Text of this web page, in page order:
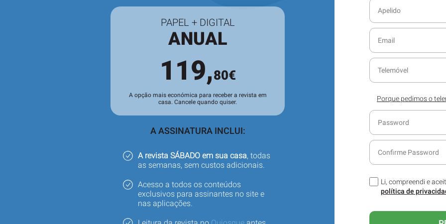
PAPEL + DIGITAL
ANUAL
119,80€
A opção mais económica para receber a revista em
casa. Cancele quando quiser.
A ASSINATURA INCLUI:
A revista SÁBADO em sua casa, todas
as semanas, sem custos adicionais.
Acesso a todos os conteúdos
exclusivos para assinantes no site e
nas aplicações.
Porque pedimos o
seu contacto
Li, compreendi e
política de